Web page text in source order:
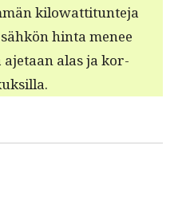
kilo­wat­ti­tun­te­ja
hin­ta menee
aje­taan alas ja kor­